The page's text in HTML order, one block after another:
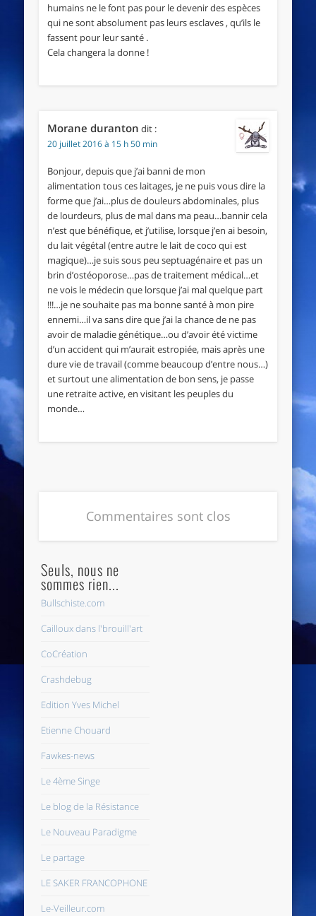
humains ne le font pas pour le devenir des espèces
qui ne sont absolument pas leurs esclaves , qu’ils le
fassent pour leur santé .
Cela changera la donne !
Morane duranton dit :
20 juillet 2016 à 15 h 50 min
Bonjour, depuis que j’ai banni de mon
alimentation tous ces laitages, je ne puis vous dire la
forme que j’ai…plus de douleurs abdominales, plus
de lourdeurs, plus de mal dans ma peau…bannir cela
n’est que bénéfique, et j’utilise, lorsque j’en ai besoin,
du lait végétal (entre autre le lait de coco qui est
magique)…je suis sous peu septuagénaire et pas un
brin d’ostéoporose…pas de traitement médical…et
ne vois le médecin que lorsque j’ai mal quelque part
!!!…je ne souhaite pas ma bonne santé à mon pire
ennemi…il va sans dire que j’ai la chance de ne pas
avoir de maladie génétique…ou d’avoir été victime
d’un accident qui m’aurait estropiée, mais après une
dure vie de travail (comme beaucoup d’entre nous…)
et surtout une alimentation de bon sens, je passe
une retraite active, en visitant les peuples du
monde…
Commentaires sont clos
Seuls, nous ne
sommes rien...
Bullschiste.com
Cailloux dans l'brouill'art
CoCréation
Crashdebug
Edition Yves Michel
Etienne Chouard
Fawkes-news
Le 4ème Singe
Le blog de la Résistance
Le Nouveau Paradigme
Le partage
LE SAKER FRANCOPHONE
Le-Veilleur.com